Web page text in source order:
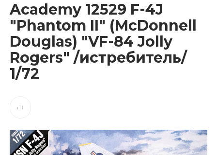
Academy 12529 F-4J
"Phantom II" (McDonnell
Douglas) "VF-84 Jolly
Rogers" /истребитель/
1/72